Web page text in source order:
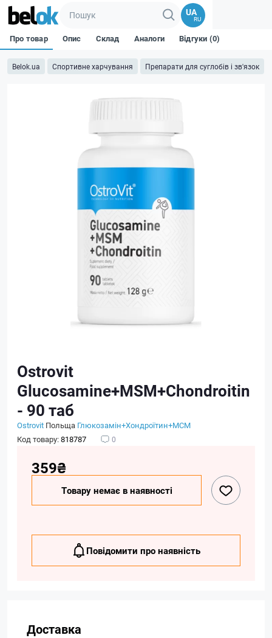
UA
RU
Belok.ua Спортивне харчування Препарати для суглобів і зв'язок
Про товар Опис Склад Аналоги Відгуки (0)
Ostrovit
Glucosamine+MSM+Chondroitin
- 90 таб
Ostrovit Польща Глюкозамін+Хондроїтин+МСМ
Код товару:818787 0
359₴
Товару немає в наявності
Повідомити про наявність
Доставка